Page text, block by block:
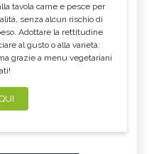
tavola carne e pesce per
senza alcun rischio di
Adottare la rettitudine
al gusto o alla varietà:
grazie a menu vegetariani